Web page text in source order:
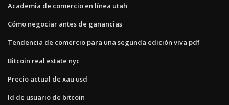
Academia de comercio en línea utah
Cómo negociar antes de ganancias
Tendencia de comercio para una segunda edición viva pdf
Bitcoin real estate nyc
Precio actual de xau usd
Id de usuario de bitcoin